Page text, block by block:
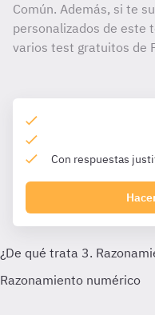
Común. Además, si te
personalizados de este
varios test gratuitos de
Con respuestas